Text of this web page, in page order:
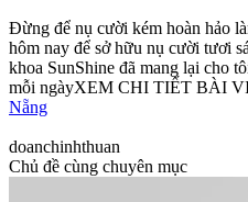
Đừng để nụ cười kém hoàn hảo
hôm nay để sở hữu nụ cười tươi
khoa SunShine đã mang lại cho
mỗi ngàyXEM CHI TIẾT BÀI
Nẵng
doanchinhthuan
Chủ đề cùng chuyên mục